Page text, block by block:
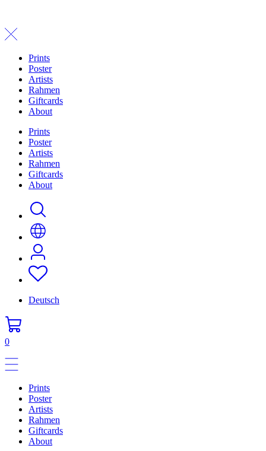
Prints
Poster
Artists
Rahmen
Giftcards
About
Prints
Poster
Artists
Rahmen
Giftcards
About
Deutsch
0
Prints
Poster
Artists
Rahmen
Giftcards
About